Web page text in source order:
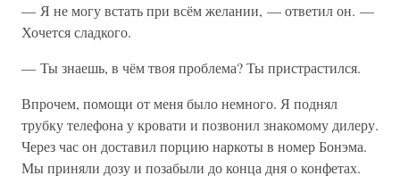
— Я не могу встать при всём желании, — ответил он. —
Хочется сладкого.
— Ты знаешь, в чём твоя проблема? Ты пристрастился.
Впрочем, помощи от меня было немного. Я поднял
трубку телефона у кровати и позвонил знакомому дилеру.
Через час он доставил порцию наркоты в номер Бонэма.
Мы приняли дозу и позабыли до конца дня о конфетах.